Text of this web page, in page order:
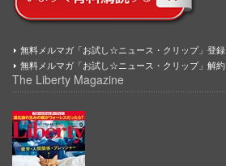
無料メルマガ「お試し☆ニュース・クリップ」登録
無料メルマガ「お試し☆ニュース・クリップ」解約
The Liberty Magazine